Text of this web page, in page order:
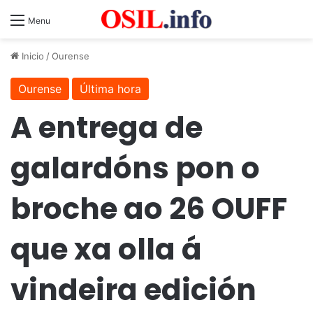
Menu
Inicio /Ourense
Ourense Última hora
A entrega de
galardóns pon o
broche ao 26 OUFF
que xa olla á
vindeira edición